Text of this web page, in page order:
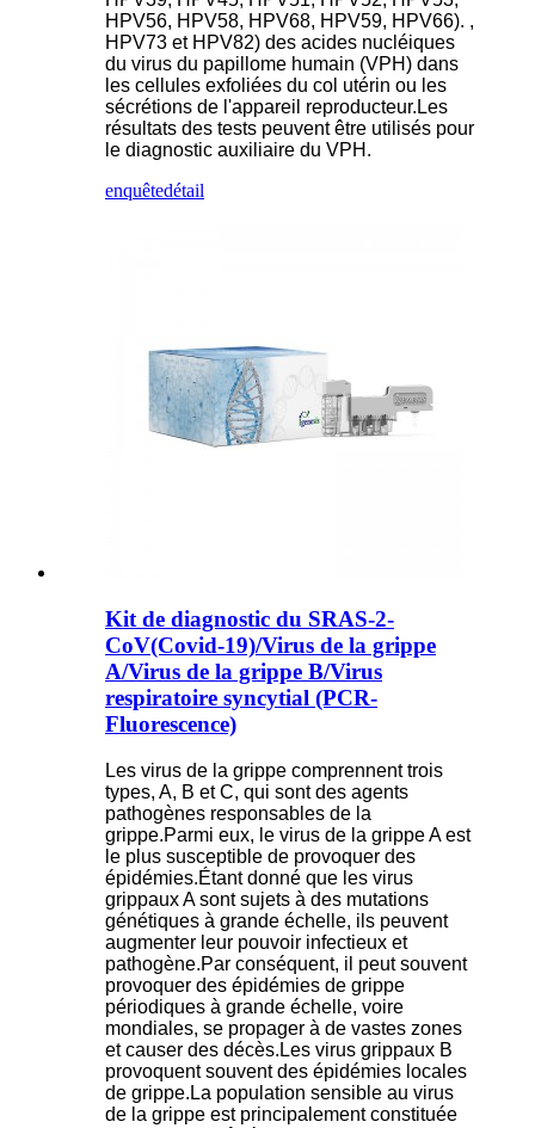
HPV56, HPV58, HPV68, HPV59, HPV66). ,
HPV73 et HPV82) des acides nucléiques
du virus du papillome humain (VPH) dans
les cellules exfoliées du col utérin ou les
sécrétions de l'appareil reproducteur.Les
résultats des tests peuvent être utilisés pour
le diagnostic auxiliaire du VPH.
enquêtedétail
Kit de diagnostic du SRAS-2-
CoV(Covid-19)/Virus de la grippe
A/Virus de la grippe B/Virus
respiratoire syncytial (PCR-
Fluorescence)
Les virus de la grippe comprennent trois
types, A, B et C, qui sont des agents
pathogènes responsables de la
grippe.Parmi eux, le virus de la grippe A est
le plus susceptible de provoquer des
épidémies.Étant donné que les virus
grippaux A sont sujets à des mutations
génétiques à grande échelle, ils peuvent
augmenter leur pouvoir infectieux et
pathogène.Par conséquent, il peut souvent
provoquer des épidémies de grippe
périodiques à grande échelle, voire
mondiales, se propager à de vastes zones
et causer des décès.Les virus grippaux B
provoquent souvent des épidémies locales
de grippe.La population sensible au virus
de la grippe est principalement constituée